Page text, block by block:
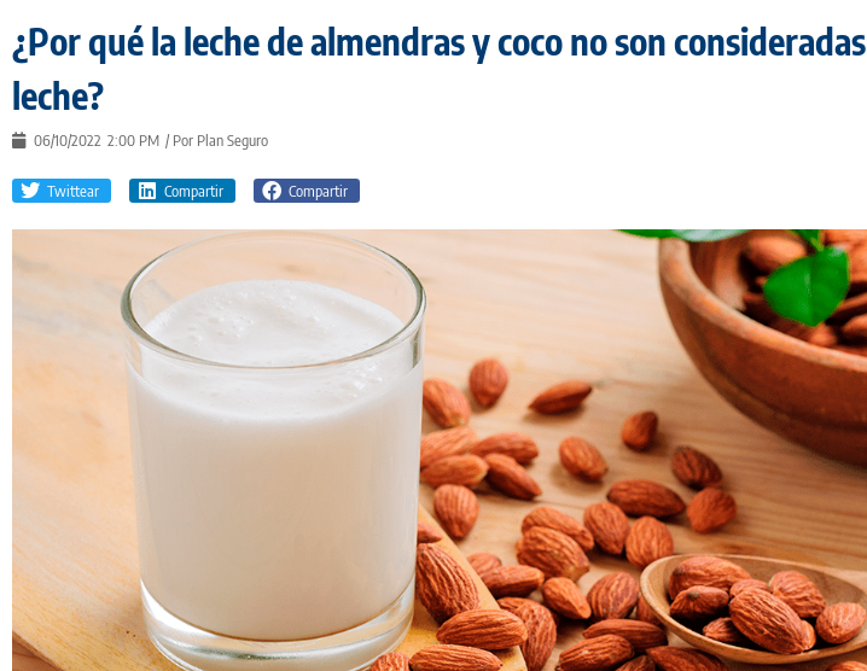
¿Por qué la leche de almendras y coco no son consideradas
leche?
06/10/2022 2:00 PM / Por Plan Seguro
Twittear Compartir Compartir